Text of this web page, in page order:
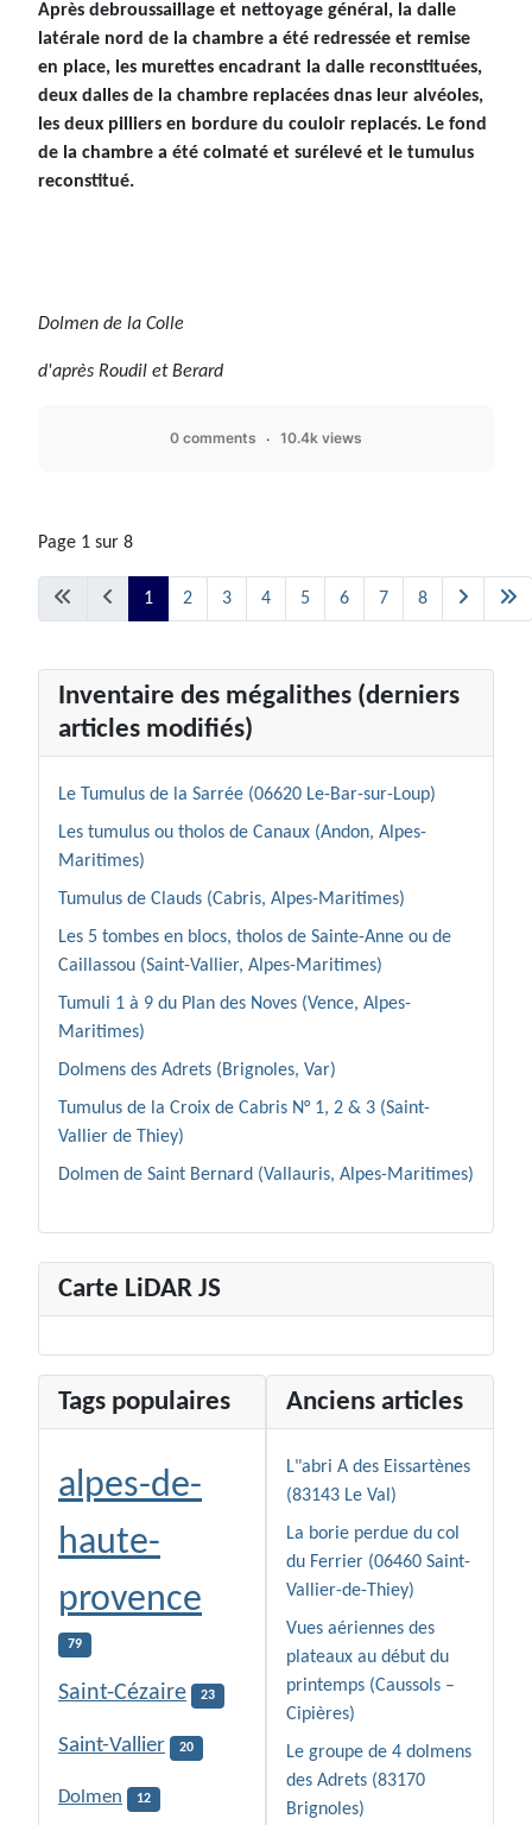
Après debroussaillage et nettoyage général, la dalle
latérale nord de la chambre a été redressée et remise
en place, les murettes encadrant la dalle reconstituées,
deux dalles de la chambre replacées dnas leur alvéoles,
les deux pilliers en bordure du couloir replacés. Le fond
de la chambre a été colmaté et surélevé et le tumulus
reconstitué.
Dolmen de la Colle
d'après Roudil et Berard
0 comments 10.4k views
Page 1 sur 8
1 2 3 4 5 6 7 8
Inventaire des mégalithes (derniers
articles modifiés)
Le Tumulus de la Sarrée (06620 Le-Bar-sur-Loup)
Les tumulus ou tholos de Canaux (Andon, Alpes-
Maritimes)
Tumulus de Clauds (Cabris, Alpes-Maritimes)
Les 5 tombes en blocs, tholos de Sainte-Anne ou de
Caillassou (Saint-Vallier, Alpes-Maritimes)
Tumuli 1 à 9 du Plan des Noves (Vence, Alpes-
Maritimes)
Dolmens des Adrets (Brignoles, Var)
Tumulus de la Croix de Cabris N° 1, 2 & 3 (Saint-
Vallier de Thiey)
Dolmen de Saint Bernard (Vallauris, Alpes-Maritimes)
Carte LiDAR JS
Tags populaires
alpes-de-
haute-
provence
79
Saint-Cézaire 23
Saint-Vallier 20
Dolmen 12
Anciens articles
L"abri A des Eissartènes
(83143 Le Val)
La borie perdue du col
du Ferrier (06460 Saint-
Vallier-de-Thiey)
Vues aériennes des
plateaux au début du
printemps (Caussols –
Cipières)
Le groupe de 4 dolmens
des Adrets (83170
Brignoles)